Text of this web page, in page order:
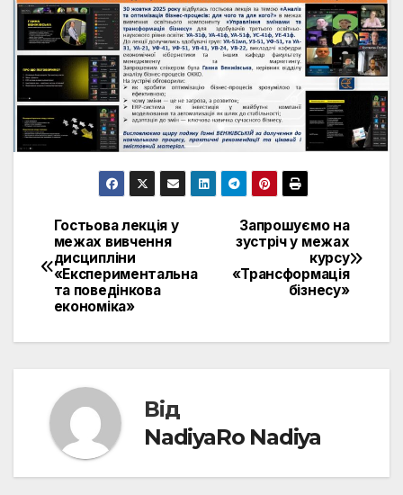
Навігація
записів
Запрошуємо на
зустріч у межах
курсу
«Трансформація
бізнесу»
Гостьова лекція у
межах вивчення
дисципліни
«Експериментальна
та поведінкова
економіка»
Від
NadiyaRo Nadiya